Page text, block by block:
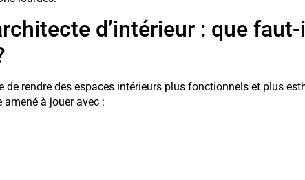
d’intérieur : que faut-il
de rendre des espaces intérieurs plus fonctionnels et plus
amené à jouer avec :